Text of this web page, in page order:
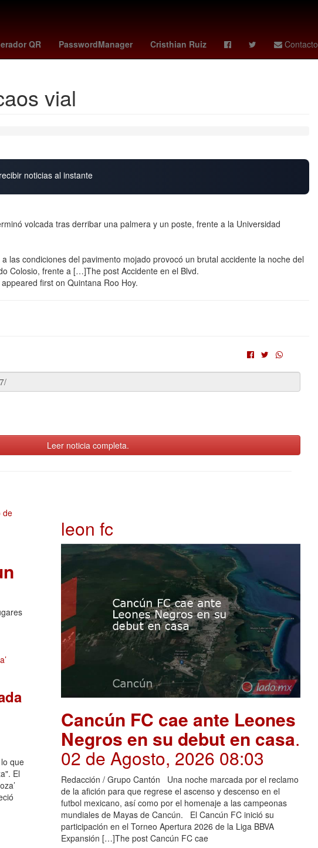
QR PasswordManager Cristhian Ruiz Contacto
España Nicolás Maduro Desalojo El Paso
vial
noticias al instante
volcada tras derribar una palmera y un poste, frente a la Universidad
las condiciones del pavimento mojado provocó un brutal accidente la noche del
Colosio, frente a […]The post Accidente en el Blvd.
first on Quintana Roo Hoy.
Leer noticia completa.
que
El
leon fc
Cancún FC cae ante Leones
Negros en su debut en casa.
02 de Agosto, 2026 08:03
Redacción / Grupo Cantón Una noche marcada por el reclamo
de la afición para que regrese el ascenso y descenso en el
futbol mexicano, así como por el homenaje a las campeonas
mundiales de Mayas de Cancún. El Cancún FC inició su
participación en el Torneo Apertura 2026 de la Liga BBVA
Expansión […]The post Cancún FC cae